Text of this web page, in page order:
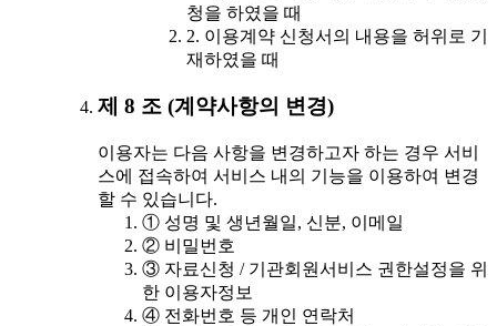
청을 하였을 때
2. 이용계약 신청서의 내용을 허위로 기
재하였을 때
제 8 조 (계약사항의 변경)
이용자는 다음 사항을 변경하고자 하는 경우 서비
스에 접속하여 서비스 내의 기능을 이용하여 변경
할 수 있습니다.
① 성명 및 생년월일, 신분, 이메일
② 비밀번호
③ 자료신청 / 기관회원서비스 권한설정을 위
한 이용자정보
④ 전화번호 등 개인 연락처